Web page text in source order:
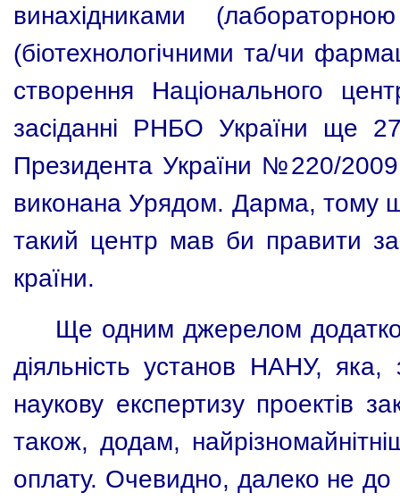
винахідниками
(біотехнологічними та/чи
створення Національного
засіданні РНБО України ще
Президента України №220/
виконана Урядом. Дарма, тому
такий центр мав би правити за
країни.
Ще одним джерелом
діяльність установ НАНУ,
наукову експертизу проектів
також, додам,
оплату. Очевидно, далеко не до